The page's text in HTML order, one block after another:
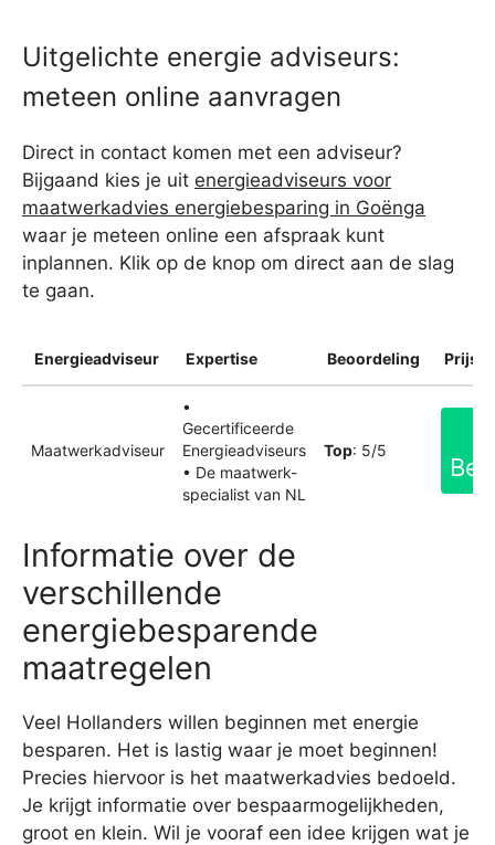
Uitgelichte energie adviseurs:
meteen online aanvragen
Direct in contact komen met een adviseur?
Bijgaand kies je uit energieadviseurs voor
maatwerkadvies energiebesparing in Goënga
waar je meteen online een afspraak kunt
inplannen. Klik op de knop om direct aan de slag
te gaan.
Energieadviseur Expertise Beoordeling
Maatwerkadviseur
•
Gecertificeerde
Energieadviseurs
• De maatwerk-
specialist van NL
Top: 5/5
Informatie over de
verschillende
energiebesparende
maatregelen
Veel Hollanders willen beginnen met energie
besparen. Het is lastig waar je moet beginnen!
Precies hiervoor is het maatwerkadvies bedoeld.
Je krijgt informatie over bespaarmogelijkheden,
groot en klein. Wil je vooraf een idee krijgen wat je